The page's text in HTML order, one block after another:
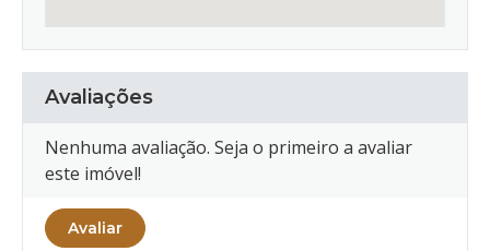
Avaliações
Nenhuma avaliação. Seja o primeiro a avaliar
este imóvel!
Avaliar